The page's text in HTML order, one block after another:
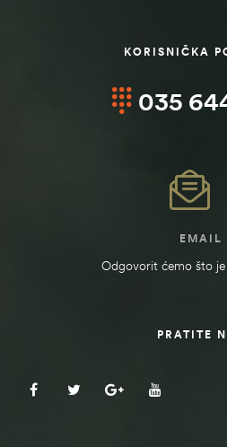
KORISNIČKA
035
EMAIL
Odgovorit ćemo što
PRATITE